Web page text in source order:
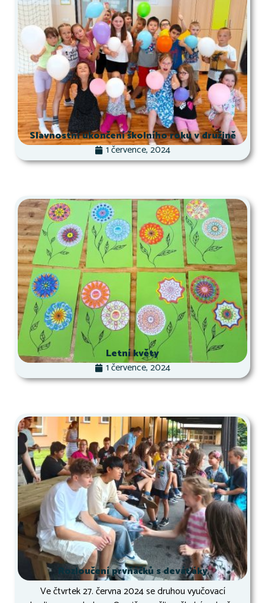
Slavnostní ukončení školního roku v družině
1 července, 2024
Letní květy
1 července, 2024
Rozloučení prvňáčků s deváťáky
Ve čtvrtek 27. června 2024 se druhou vyučovací